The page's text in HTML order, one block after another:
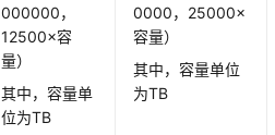
000000，
12500×容
量）
其中，容量单
位为TB
0000，25000×
容量）
其中，容量单位
为TB